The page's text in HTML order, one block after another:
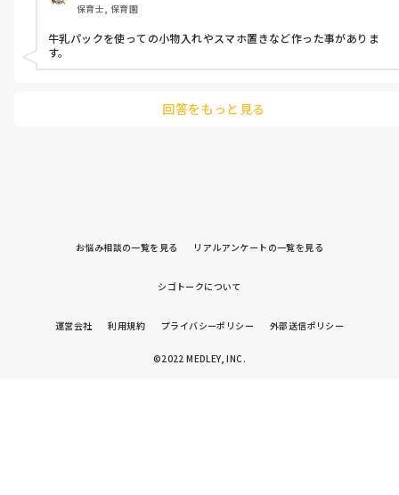
保育士, 保育園
牛乳パックを使っての小物入れやスマホ置きなど作った事がありま
す。
回答をもっと見る
お悩み相談の一覧を見る リアルアンケートの一覧を見る
シゴトークについて
運営会社 利用規約 プライバシーポリシー 外部送信ポリシー
©2022 MEDLEY, INC.